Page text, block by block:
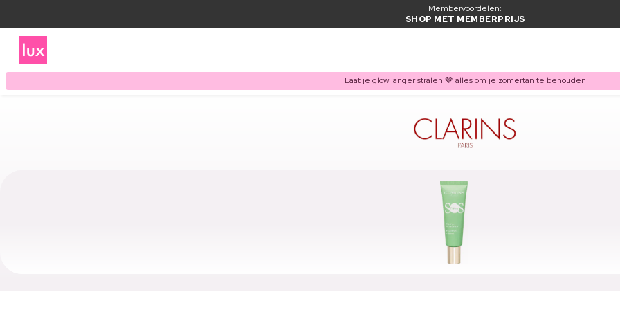
Membervoordelen:
SHOP MET MEMBERPRIJS
Laat je glow langer stralen 🤎 alles om je zomertan te behouden